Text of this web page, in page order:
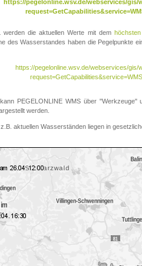
https://pegelonline.wsv.de/webservices/gis/
werden die aktuellen Werte mit dem
des Wasserstandes haben die Pegelpunkte
https://pegelonline.wsv.de/webservices/gis/
kann PEGELONLINE WMS über "Werkzeuge"
werden.
aktuellen Wasserständen liegen in